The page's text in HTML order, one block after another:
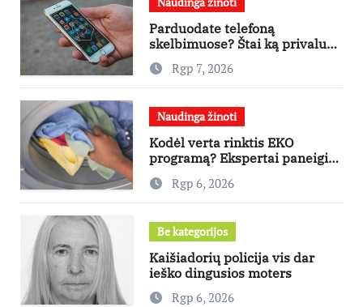
Parduodate telefoną
skelbimuose? Štai ką privalu
padaryti
Rgp 7, 2026
Naudinga žinoti
Kodėl verta rinktis EKO
programą? Ekspertai paneigia
dažniausius mitus
Rgp 6, 2026
Be kategorijos
Kaišiadorių policija vis dar
ieško dingusios moters
Rgp 6, 2026